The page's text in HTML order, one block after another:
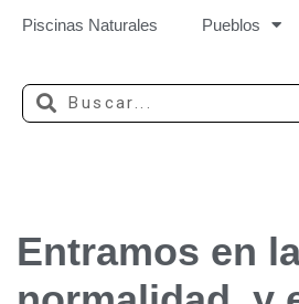
Piscinas Naturales Pueblos
Entramos en